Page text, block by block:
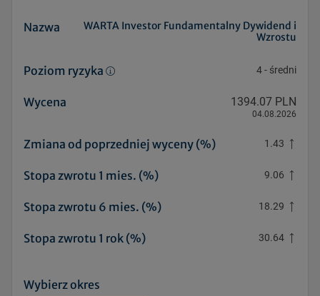
Nazwa
WARTA Investor Fundamentalny Dywidend i
Wzrostu
Poziom ryzyka 4- średni
Wycena 1394.07 PLN
04.08.2026
Zmiana od poprzedniej wyceny (%) 1.43
Stopa zwrotu 1 mies. (%) 9.06
Stopa zwrotu 6 mies. (%) 18.29
Stopa zwrotu 1 rok (%) 30.64
Wybierz okres